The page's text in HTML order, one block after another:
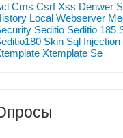
Cms Csrf Xss Denwer
Local Webserver
Seditio Seditio 185
Skin Sql Injection
Xtemplate Se